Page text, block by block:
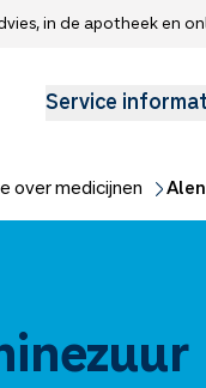
in de apotheek en
Service
gegevens delen
voor kinderen
over medicijnen